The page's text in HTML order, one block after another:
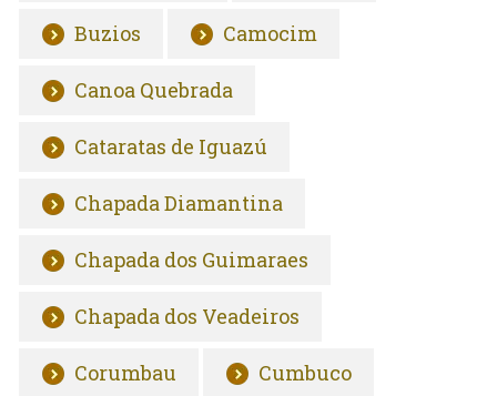
Buzios Camocim
Canoa Quebrada
Cataratas de Iguazú
Chapada Diamantina
Chapada dos Guimaraes
Chapada dos Veadeiros
Corumbau Cumbuco